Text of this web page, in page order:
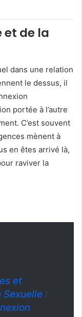
et de la
dans une relation
le dessus, il
portée à l’autre
C’est souvent
mènent à
en êtes arrivé là,
raviver la
et
Sexuelle :